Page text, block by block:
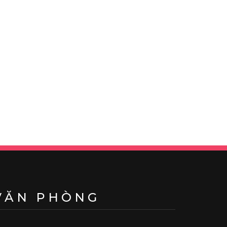
PHÒNG